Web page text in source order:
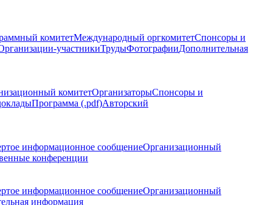
комитетМеждународный оргкомитетСпонсоры и
участникиТрудыФотографииДополнительная
комитетОрганизаторыСпонсоры и
Программа (.pdf)Авторский
информационное сообщениеОрганизационный
конференции
информационное сообщениеОрганизационный
информация